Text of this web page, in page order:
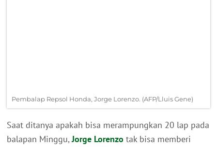
Pembalap Repsol Honda, Jorge Lorenzo. (AFP/Lluis Gene)
Saat ditanya apakah bisa merampungkan 20 lap pada
balapan Minggu,Jorge Lorenzo tak bisa memberi